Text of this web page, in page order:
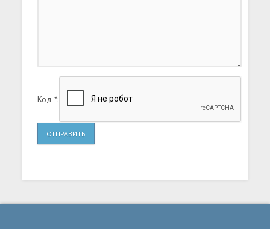
Код *:
ОТПРАВИТЬ